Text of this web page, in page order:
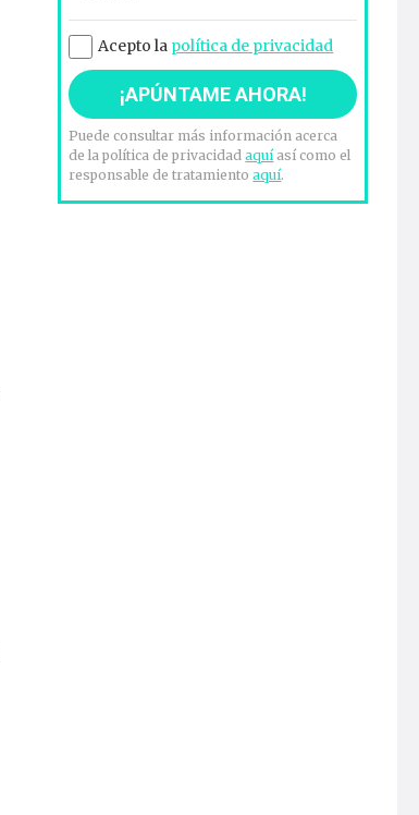
Acepto la política de privacidad
Puede consultar más información acerca
de la política de privacidadaquíasí como el
responsable de tratamientoaquí.